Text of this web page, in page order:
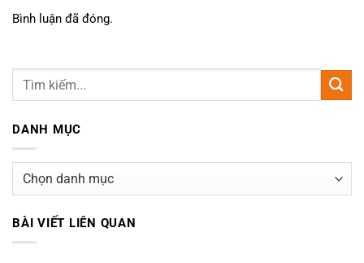
Bình luận đã đóng.
DANH MỤC
mục
BÀI VIẾT LIÊN QUAN